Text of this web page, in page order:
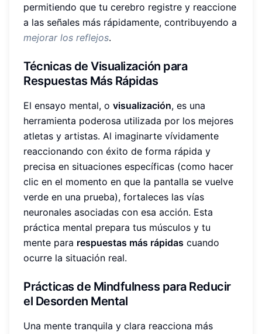
permitiendo que tu cerebro registre y reaccione
a las señales más rápidamente, contribuyendo a
mejorar los reflejos.
Técnicas de Visualización para
Respuestas Más Rápidas
El ensayo mental, o visualización, es una
herramienta poderosa utilizada por los mejores
atletas y artistas. Al imaginarte vívidamente
reaccionando con éxito de forma rápida y
precisa en situaciones específicas (como hacer
clic en el momento en que la pantalla se vuelve
verde en una prueba), fortaleces las vías
neuronales asociadas con esa acción. Esta
práctica mental prepara tus músculos y tu
mente para respuestas más rápidas cuando
ocurre la situación real.
Prácticas de Mindfulness para Reducir
el Desorden Mental
Una mente tranquila y clara reacciona más